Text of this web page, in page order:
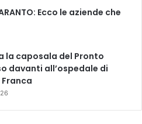
Ecco le aziende che
la caposala del Pronto
davanti all’ospedale di